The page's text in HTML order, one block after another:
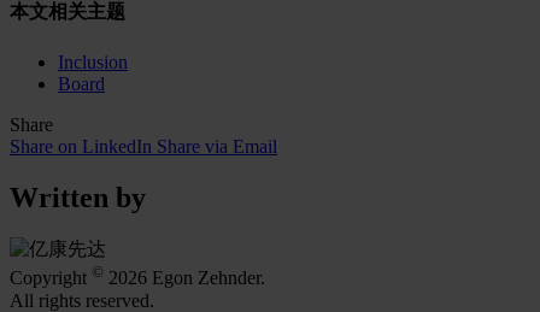
本文相关主题
Inclusion
Board
Share
Share on LinkedIn Share via Email
Written by
Copyright © 2026 Egon Zehnder.
All rights reserved.